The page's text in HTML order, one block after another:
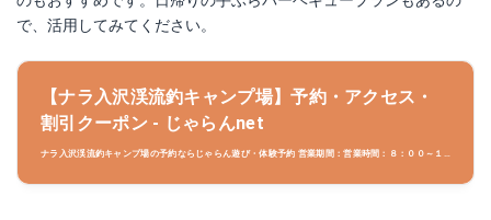
で、活用してみてください。
【ナラ入沢渓流釣キャンプ場】予約・アクセス・
割引クーポン - じゃらんnet
ナラ入沢渓流釣キャンプ場の予約ならじゃらん遊び・体験予約 営業期間：営業時間：８：００～１